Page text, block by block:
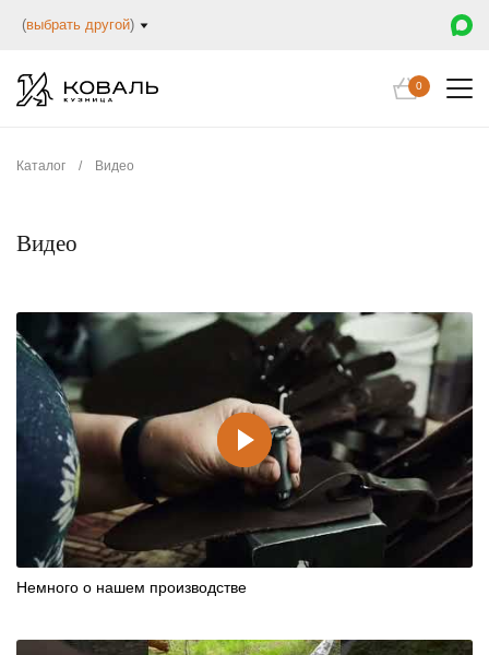
(выбрать другой)
0
Каталог / Видео
Видео
Немного о нашем производстве